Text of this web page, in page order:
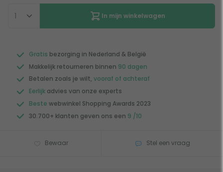
In mijn winkelwagen
Gratis bezorging in Nederland & België
Makkelijk retourneren binnen 90 dagen
Betalen zoals je wilt, vooraf of achteraf
Eerlijk advies van onze experts
Beste webwinkel Shopping Awards 2023
30.700+ klanten geven ons een 9 /10
Bewaar Stel een vraag